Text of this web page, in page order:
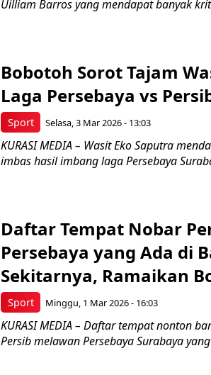
Uilliam Barros yang mendapat banyak
Sport
Bobotoh Sorot Tajam
Laga Persebaya vs
Selasa, 3 Mar 2026 - 13:03
KURASI MEDIA – Wasit Eko Saputra
imbas hasil imbang laga Persebaya
Sport
Daftar Tempat Nobar
Persebaya yang Ada di
Sekitarnya, Ramaikan
Minggu, 1 Mar 2026 - 16:03
KURASI MEDIA – Daftar tempat nonton
Persib melawan Persebaya Surabaya